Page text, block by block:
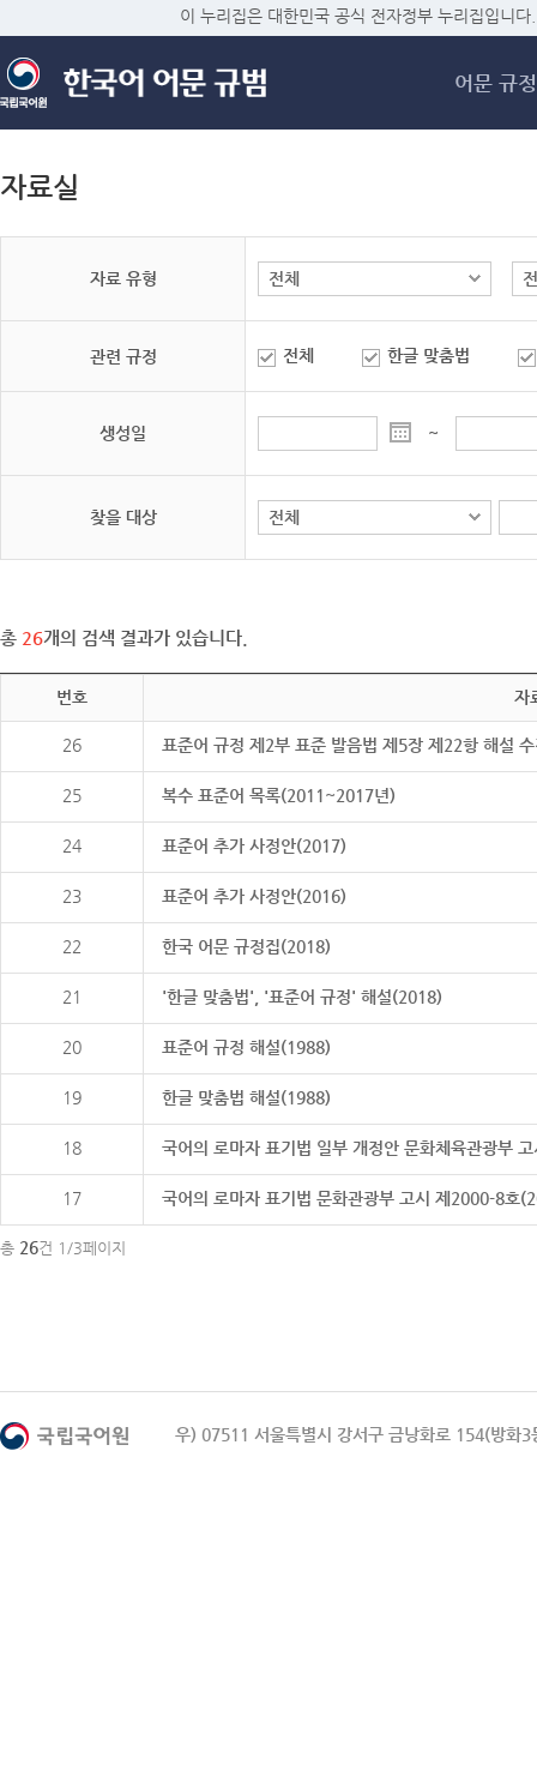
메
이 누리집은 대한민국 공식 전자정부 누리집입니다.
어문 규정
자료실
자료 유형
관련 규정 전체 한글 맞춤법
생성일 ~
찾을 대상
총 26개의 검색 결과가 있습니다.
번호 자
26 표준어 규정 제2부 표준 발음법 제5장 제22항 해설
25 복수 표준어 목록(2011~2017년)
24 표준어 추가 사정안(2017)
23 표준어 추가 사정안(2016)
22 한국 어문 규정집(2018)
21 '한글 맞춤법', '표준어 규정' 해설(2018)
20 표준어 규정 해설(1988)
19 한글 맞춤법 해설(1988)
18 국어의 로마자 표기법 일부 개정안 문화체육관광부
17 국어의 로마자 표기법 문화관광부 고시 제2000-8호
총 26건 1/3페이지
우) 07511 서울특별시 강서구 금낭화로 154(방화3